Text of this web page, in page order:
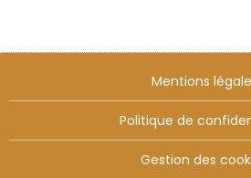
Mentions
Politique de
Gestion des